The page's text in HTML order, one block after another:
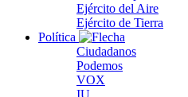
Ejército del Aire
Ejército de Tierra
Política
Ciudadanos
Podemos
VOX